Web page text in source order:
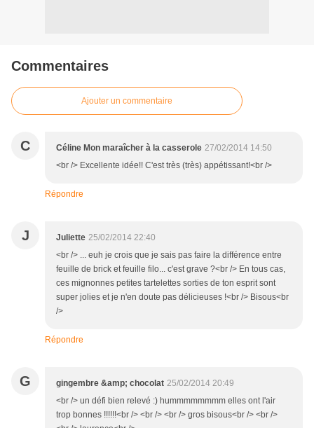
Commentaires
Ajouter un commentaire
C Céline Mon maraîcher à la casserole 27/02/2014 14:50
<br /> Excellente idée!! C'est très (très) appétissant!<br />
Répondre
J Juliette 25/02/2014 22:40
<br /> ... euh je crois que je sais pas faire la différence entre
feuille de brick et feuille filo... c'est grave ?<br /> En tous cas,
ces mignonnes petites tartelettes sorties de ton esprit sont
super jolies et je n'en doute pas délicieuses !<br /> Bisous<br
/>
Répondre
G gingembre &amp; chocolat 25/02/2014 20:49
<br /> un défi bien relevé :) hummmmmmmm elles ont l'air
trop bonnes !!!!!!<br /> <br /> <br /> gros bisous<br /> <br />